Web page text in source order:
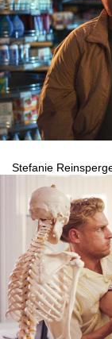
Stefanie